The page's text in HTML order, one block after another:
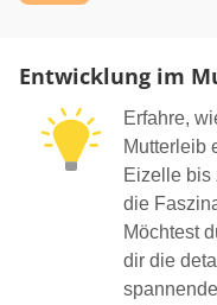
Entwicklung im
Erfahre,
Mutterleib
Eizelle bis
die
Möchtest
dir die